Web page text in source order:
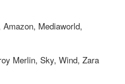
Amazon, Mediaworld,
Merlin, Sky, Wind, Zara